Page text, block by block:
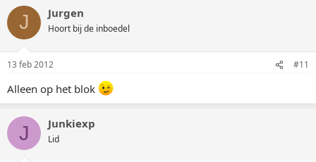
J Jurgen
Hoort bij de inboedel
13 feb 2012 #11
Alleen op het blok
J Junkiexp
Lid